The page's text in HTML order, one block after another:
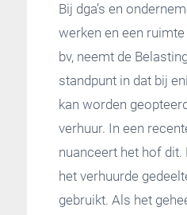
Bij dga’s en
werken en een
bv, neemt de
standpunt in dat bij
kan worden
verhuur. In een
nuanceert het hof
het verhuurde
gebruikt. Als het